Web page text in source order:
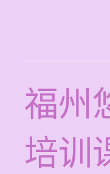
福州
培训